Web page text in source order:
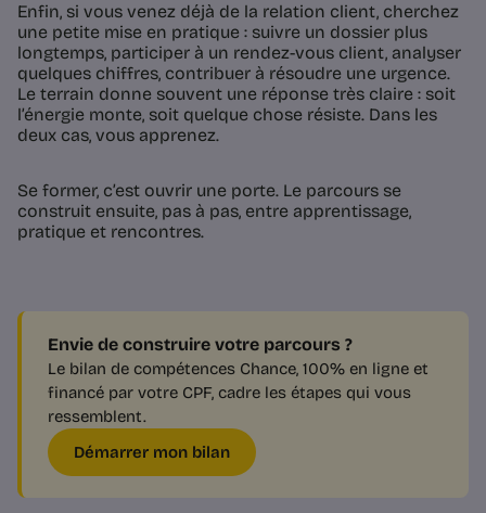
Enfin, si vous venez déjà de la relation client, cherchez
une petite mise en pratique : suivre un dossier plus
longtemps, participer à un rendez-vous client, analyser
quelques chiffres, contribuer à résoudre une urgence.
Le terrain donne souvent une réponse très claire : soit
l’énergie monte, soit quelque chose résiste. Dans les
deux cas, vous apprenez.
Se former, c’est ouvrir une porte. Le parcours se
construit ensuite, pas à pas, entre apprentissage,
pratique et rencontres.
Envie de construire votre parcours ?
Le bilan de compétences Chance, 100% en ligne et
financé par votre CPF, cadre les étapes qui vous
ressemblent.
Démarrer mon bilan